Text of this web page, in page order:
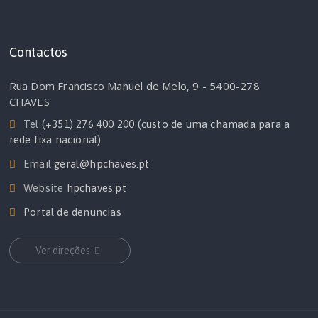
Contactos
Rua Dom Francisco Manuel de Melo, 9 - 5400-278
CHAVES
Tel (+351) 276 400 200 (custo de uma chamada para a
rede fixa nacional)
Emailgeral@hpchaves.pt
Website hpchaves.pt
Portal de denuncias
Ver direções